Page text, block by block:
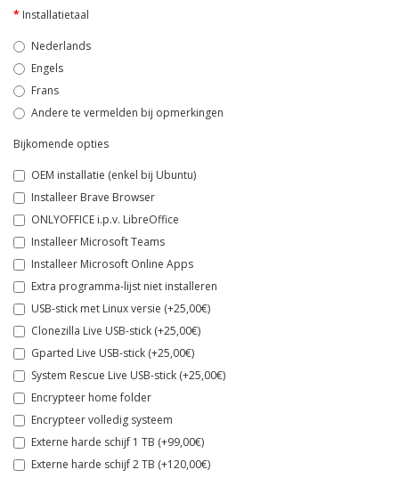
Installatietaal
Nederlands
Engels
Frans
Andere te vermelden bij opmerkingen
Bijkomende opties
OEM installatie (enkel bij Ubuntu)
Installeer Brave Browser
ONLYOFFICE i.p.v. LibreOffice
Installeer Microsoft Teams
Installeer Microsoft Online Apps
Extra programma-lijst niet installeren
USB-stick met Linux versie (+25,00€)
Clonezilla Live USB-stick (+25,00€)
Gparted Live USB-stick (+25,00€)
System Rescue Live USB-stick (+25,00€)
Encrypteer home folder
Encrypteer volledig systeem
Externe harde schijf 1 TB (+99,00€)
Externe harde schijf 2 TB (+120,00€)